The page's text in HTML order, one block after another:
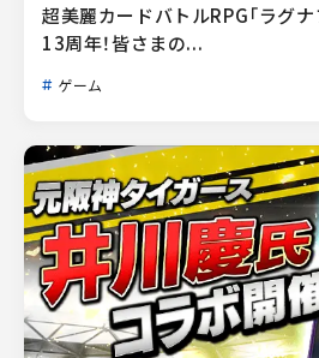
超美麗カードバトルRPG「ラグナ
13周年！皆さまの...
ゲーム